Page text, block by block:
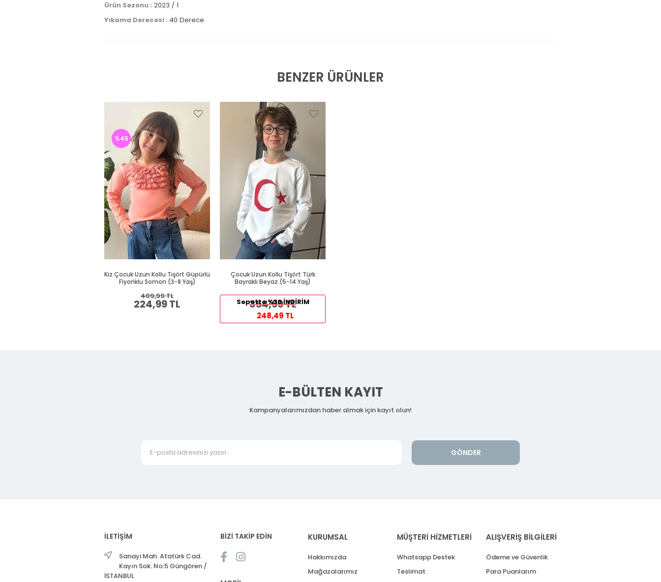
Ürün Sezonu : 2023 / 1
Yıkama Derecesi : 40 Derece
BENZER ÜRÜNLER
Kız Çocuk Uzun Kollu Tişört Güpürlü
Fiyonklu Somon (3-8 Yaş)
224,99 TL
409,99 TL
%45
Çocuk Uzun Kollu Tişört Türk
Bayraklı Beyaz (5-14 Yaş)
354,99 TL
Sepette %30 İNDİRİM
248,49 TL
E-BÜLTEN KAYIT
Kampanyalarımızdan haber almak için kayıt olun!
GÖNDER
İLETİŞİM
Sanayi Mah. Atatürk Cad.
Kayın Sok. No:5 Güngören /
İSTANBUL
BİZİ TAKİP EDİN KURUMSAL
Hakkımızda
Mağazalarımız
MÜŞTERİ HİZMETLERİ
Whatsapp Destek
Teslimat
ALIŞVERİŞ BİLGİLERİ
Ödeme ve Güvenlik
Para Puanlarım